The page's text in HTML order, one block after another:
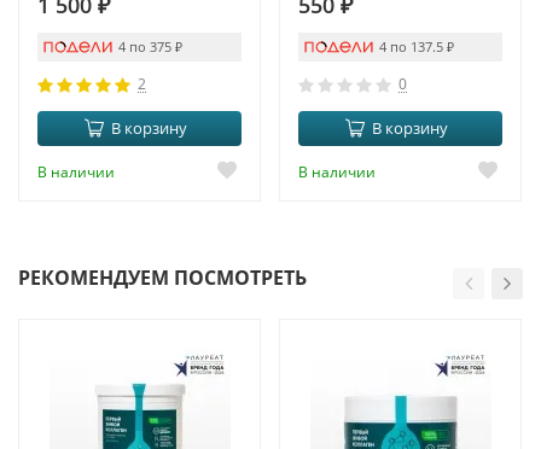
4 по 375 ₽
2
В корзину
В наличии
4 по 137.5 ₽
0
В корзину
В наличии
РЕКОМЕНДУЕМ ПОСМОТРЕТЬ